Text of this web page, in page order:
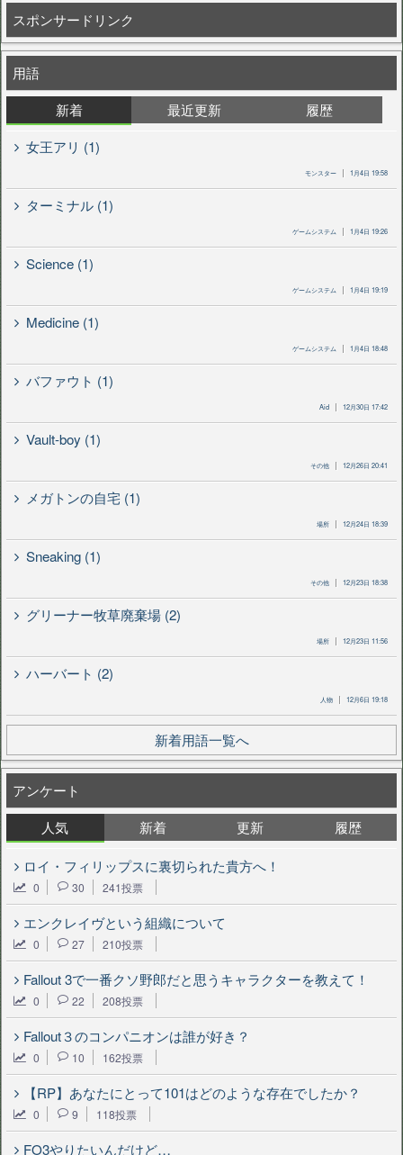
スポンサードリンク
用語
新着
最近更新
履歴
女王アリ (1)
モンスター 1月4日 19:58
ターミナル (1)
ゲームシステム 1月4日 19:26
Science (1)
ゲームシステム 1月4日 19:19
Medicine (1)
ゲームシステム 1月4日 18:48
バファウト (1)
Aid 12月30日 17:42
Vault-boy (1)
その他 12月26日 20:41
メガトンの自宅 (1)
場所 12月24日 18:39
Sneaking (1)
その他 12月23日 18:38
グリーナー牧草廃棄場 (2)
場所 12月23日 11:56
ハーバート (2)
人物 12月6日 19:18
新着用語一覧へ
アンケート
人気
新着 更新 履歴
ロイ・フィリップスに裏切られた貴方へ！
0 30 241投票
エンクレイヴという組織について
0 27 210投票
Fallout 3で一番クソ野郎だと思うキャラクターを教えて！
0 22 208投票
Fallout３のコンパニオンは誰が好き？
0 10 162投票
【RP】あなたにとって101はどのような存在でしたか？
0 9 118投票
FO3やりたいんだけど…